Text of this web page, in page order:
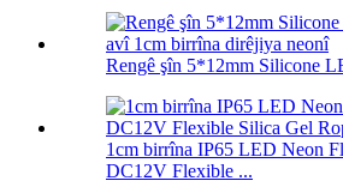
Rengê şîn 5*12mm Silicone
1cm birrîna IP65 LED Neon
DC12V Flexible ...